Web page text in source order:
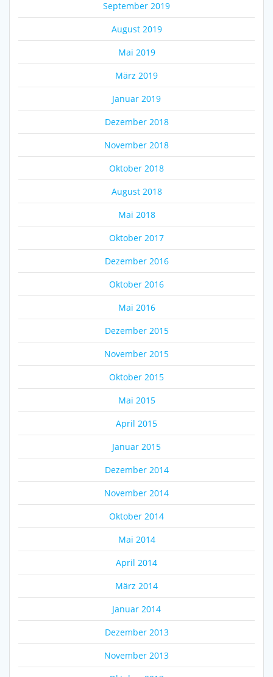
September 2019
August 2019
Mai 2019
März 2019
Januar 2019
Dezember 2018
November 2018
Oktober 2018
August 2018
Mai 2018
Oktober 2017
Dezember 2016
Oktober 2016
Mai 2016
Dezember 2015
November 2015
Oktober 2015
Mai 2015
April 2015
Januar 2015
Dezember 2014
November 2014
Oktober 2014
Mai 2014
April 2014
März 2014
Januar 2014
Dezember 2013
November 2013